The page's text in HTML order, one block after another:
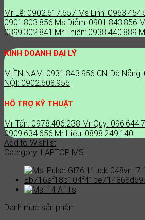
quantity
Mr Lễ: 0902.617.657 Ms Linh:
0901.803.856 Ms Diễm: 0901.843.856
0399.302.841 Mr Thiện: 0938.440.889
KINH DOANH ĐẠI LÝ
MIỀN NAM: 0931.843.956 CN Đà Nẵng:
NỘI: 0902.608.956
HỖ TRỢ KỸ THUẬT
Mr Tấn: 0978.406.238 Mr Quy:
0909.634.656 Mr Hiệu: 0898.249.140
Add to Wishlist
Category: LAPTOP MSI
Danh mục sản phẩm